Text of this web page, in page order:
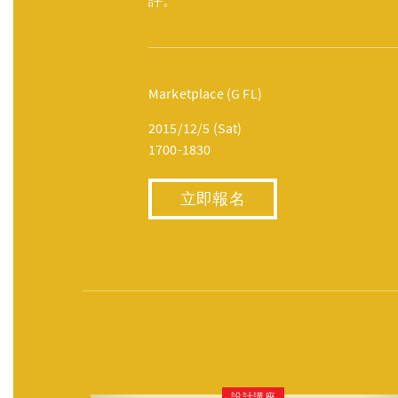
Marketplace (G FL)
2015/12/5 (Sat)
1700-1830
立即報名